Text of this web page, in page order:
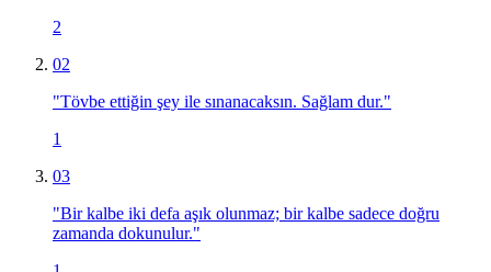
2
02
"Tövbe ettiğin şey ile sınanacaksın. Sağlam dur."
1
03
"Bir kalbe iki defa aşık olunmaz; bir kalbe sadece doğru
zamanda dokunulur."